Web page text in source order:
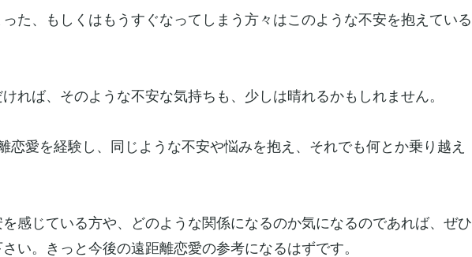
た、もしくはもうすぐなってしまう方々はこのような不安を抱えている
れば、そのような不安な気持ちも、少しは晴れるかもしれません。
恋愛を経験し、同じような不安や悩みを抱え、それでも何とか乗り越え
感じている方や、どのような関係になるのか気になるのであれば、ぜひ
い。きっと今後の遠距離恋愛の参考になるはずです。